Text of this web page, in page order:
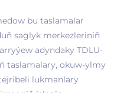
bu taslamalar
saglyk merkezleriniň
adyndaky TDLU-
taslamalary, okuw-ylmy
lukmanlary